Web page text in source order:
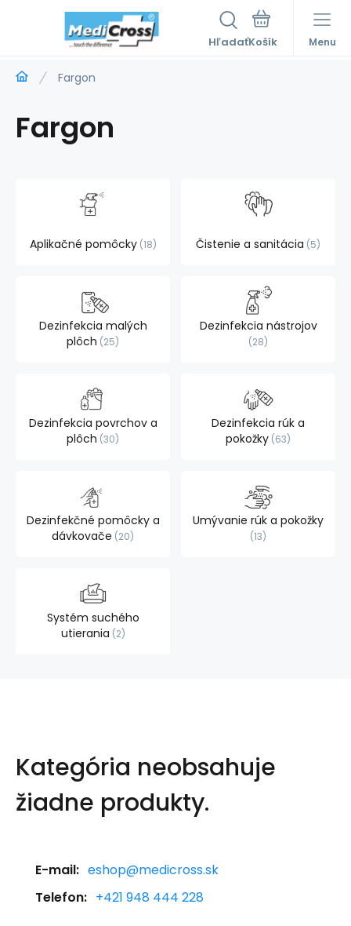
Hľadať Menu
Fargon
Fargon
Aplikačné pomôcky 18 Čistenie a sanitácia 5
Dezinfekcia malých
plôch 25
Dezinfekcia nástrojov
28
Dezinfekcia povrchov a
plôch 30
Dezinfekcia rúk a
pokožky 63
Dezinfekčné pomôcky a
dávkovače 20
Umývanie rúk a pokožky
13
Systém suchého
utierania 2
Kategória neobsahuje
žiadne produkty.
E-mail: eshop@medicross.sk
Telefon: +421 948 444 228